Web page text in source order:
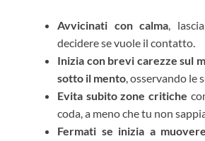
Avvicinati con calma,
decidere se vuole il contatto.
Inizia con brevi carezze sul
sotto il mento, osservando le
Evita subito zone critiche
coda, a meno che tu non
Fermati se inizia a